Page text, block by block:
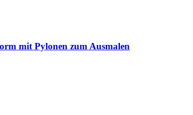
mit Pylonen zum Ausmalen